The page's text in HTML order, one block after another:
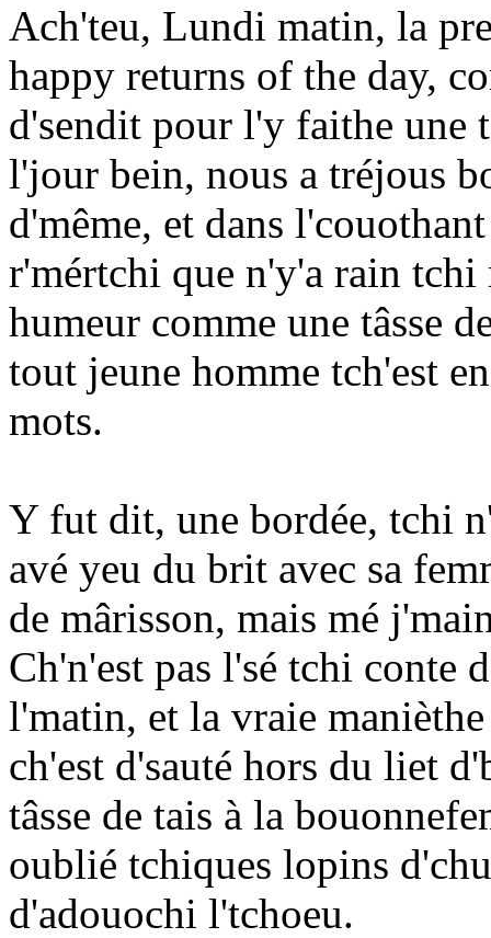
Ach'teu, Lundi matin, la
happy returns of the day,
d'sendit pour l'y faithe une
l'jour bein, nous a tréjous
d'même, et dans
r'mértchi que n'y'a rain tchi
humeur comme une tâsse
tout jeune homme tch'est
mots.
Y fut dit, une bordée, tchi
avé yeu du brit avec sa
de mârisson, mais mé
Ch'n'est pas l'sé tchi conte
l'matin, et la vraie
ch'est d'sauté hors du liet
tâsse de tais à la
oublié tchiques lopins
d'adouochi l'tchoeu.